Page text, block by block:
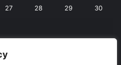
27 28 29 30